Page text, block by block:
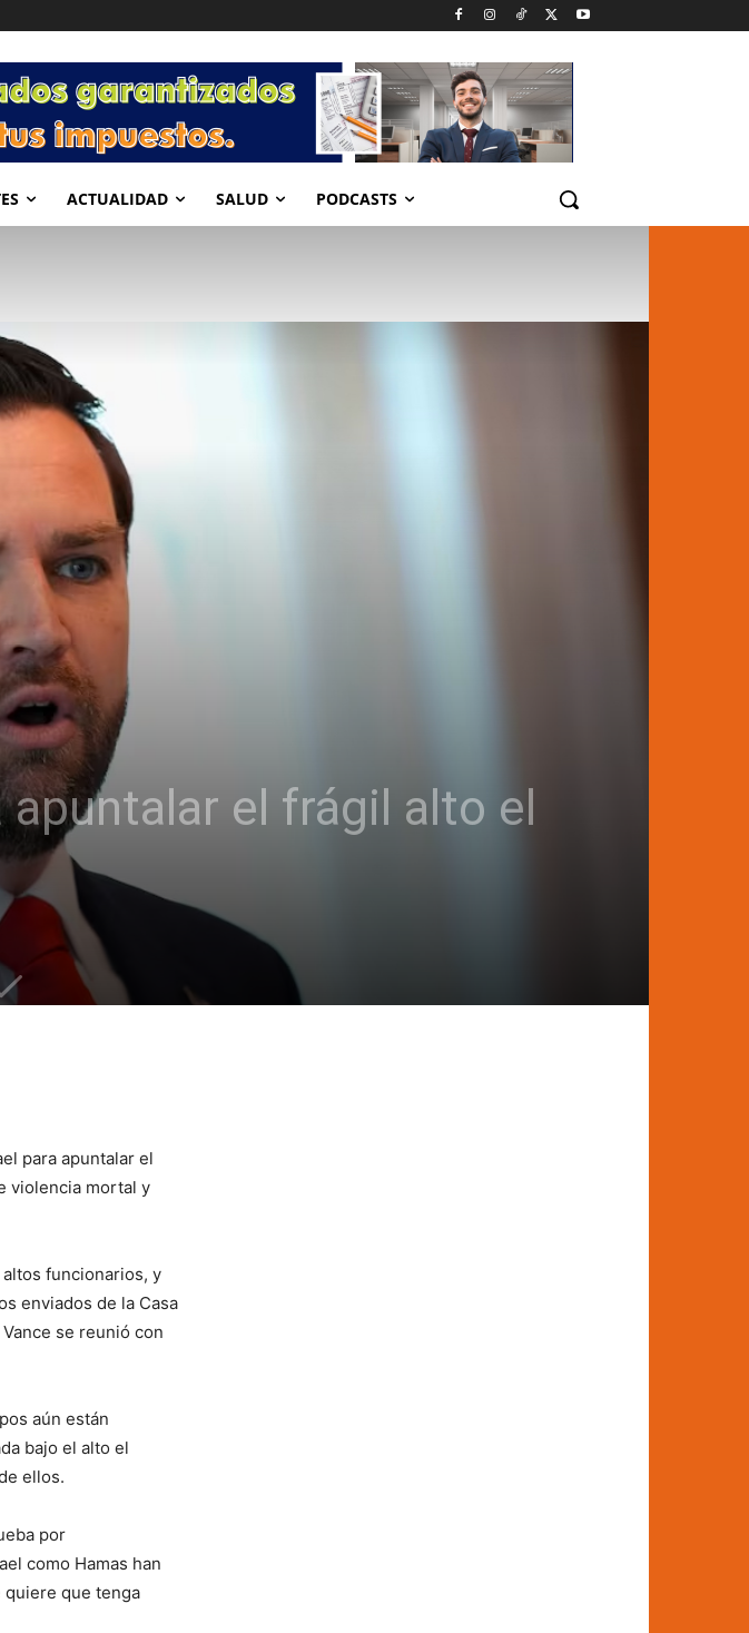
ACTUALIDAD SALUD PODCASTS
apuntalar el frágil alto el
para apuntalar el
violencia mortal y
funcionarios, y
enviados de la Casa
se reunió con
aún están
bajo el alto el
ellos.
por
como Hamas han
quiere que tenga